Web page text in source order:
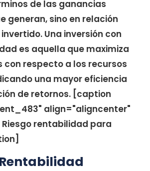
de las ganancias
generan, sino en relación
Una inversión con
es aquella que maximiza
con respecto a los recursos
una mayor eficiencia
de retornos. [caption
align="aligncenter"
rentabilidad para